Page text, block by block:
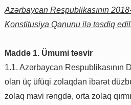
Azərbaycan Respublikasının
Konstitusiya Qanunu ilə təsdiq
Maddə 1. Ümumi təsvir
1.1. Azərbaycan Respublikasının
olan üç üfüqi zolaqdan ibarət
zolaq mavi rəngdə, orta zolaq